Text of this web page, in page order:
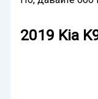
2019 Kia